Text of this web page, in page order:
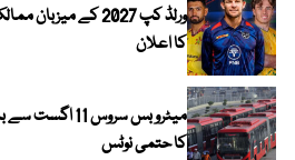
ورلڈ کپ 2027 کے
کا اعلان
میٹرو بس سروس
کا حتمی نوٹس